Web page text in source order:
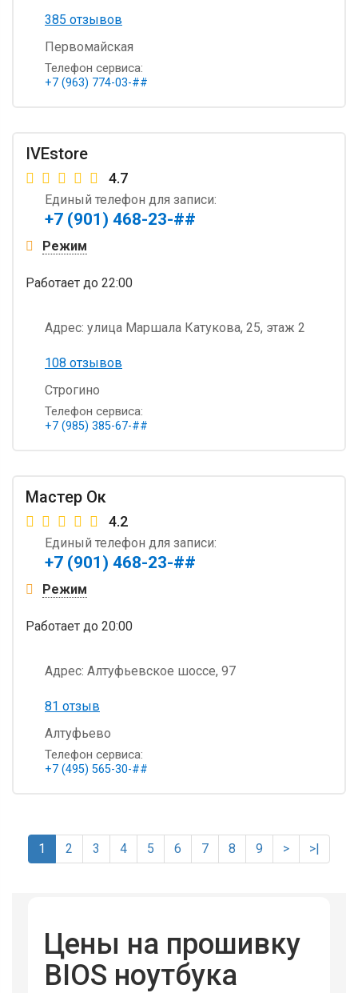
385 отзывов
Первомайская
Телефон сервиса:
+7 (963) 774-03-##
IVEstore
4.7
Единый телефон для записи:
+7 (901) 468-23-##
Режим
Работает до 22:00
Адрес: улица Маршала Катукова, 25, этаж 2
108 отзывов
Строгино
Телефон сервиса:
+7 (985) 385-67-##
Мастер Ок
4.2
Единый телефон для записи:
+7 (901) 468-23-##
Режим
Работает до 20:00
Адрес: Алтуфьевское шоссе, 97
81 отзыв
Алтуфьево
Телефон сервиса:
+7 (495) 565-30-##
1 2 3 4 5 6 7 8 9 > >|
Цены на прошивку
BIOS ноутбука